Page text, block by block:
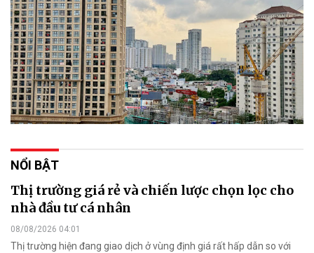
NỔI BẬT
Thị trường giá rẻ và chiến lược chọn lọc cho
nhà đầu tư cá nhân
08/08/2026 04:01
Thị trường hiện đang giao dịch ở vùng định giá rất hấp dẫn so với